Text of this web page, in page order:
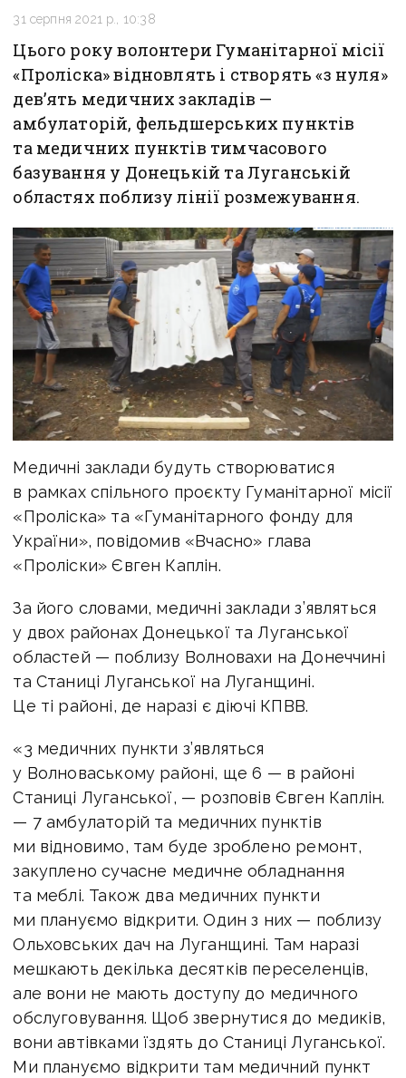
31 серпня 2021 р., 10:38
Цього року волонтери Гуманітарної місії
«Проліска» відновлять і створять «з нуля»
дев’ять медичних закладів —
амбулаторій, фельдшерських пунктів
та медичних пунктів тимчасового
базування у Донецькій та Луганській
областях поблизу лінії розмежування.
Медичні заклади будуть створюватися
в рамках спільного проєкту Гуманітарної місії
«Проліска» та «Гуманітарного фонду для
України», повідомив «Вчасно» глава
«Проліски» Євген Каплін.
За його словами, медичні заклади з’являться
у двох районах Донецької та Луганської
областей — поблизу Волновахи на Донеччині
та Станиці Луганської на Луганщині.
Це ті районі, де наразі є діючі КПВВ.
«3 медичних пункти з’являться
у Волноваському районі, ще 6 — в районі
Станиці Луганської, — розповів Євген Каплін.
— 7 амбулаторій та медичних пунктів
ми відновимо, там буде зроблено ремонт,
закуплено сучасне медичне обладнання
та меблі. Також два медичних пункти
ми плануємо відкрити. Один з них — поблизу
Ольховських дач на Луганщині. Там наразі
мешкають декілька десятків переселенців,
але вони не мають доступу до медичного
обслуговування. Щоб звернутися до медиків,
вони автівками їздять до Станиці Луганської.
Ми плануємо відкрити там медичний пункт